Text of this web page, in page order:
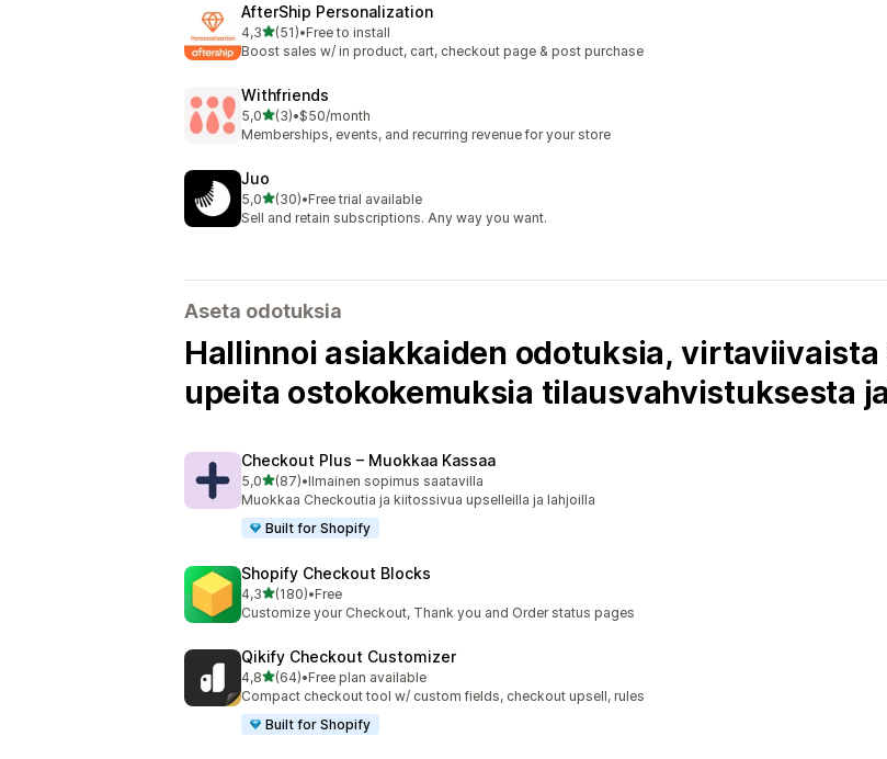
AfterShip Personalization
4,3/ 5 tähteä
(51)
51 arvostelua yhteensä
•Free to install
Boost sales w/ in product, cart, checkout page & post purchase
Withfriends
5,0/ 5 tähteä
(3)
3 arvostelua yhteensä
•$50/month
Memberships, events, and recurring revenue for your store
Juo
5,0/ 5 tähteä
(30)
30 arvostelua yhteensä
•Free trial available
Sell and retain subscriptions. Any way you want.
Aseta odotuksia
Hallinnoi asiakkaiden odotuksia,
upeita ostokokemuksia tilausvahvistuksesta
Checkout Plus – Muokkaa Kassaa
5,0/ 5 tähteä
(87)
87 arvostelua yhteensä
•Ilmainen sopimus saatavilla
Muokkaa Checkoutia ja kiitossivua upselleilla ja lahjoilla
Built for Shopify
Shopify Checkout Blocks
4,3/ 5 tähteä
(180)
180 arvostelua yhteensä
•Free
Customize your Checkout, Thank you and Order status pages
Qikify Checkout Customizer
4,8/ 5 tähteä
(64)
64 arvostelua yhteensä
•Free plan available
Compact checkout tool w/ custom fields, checkout upsell, rules
Built for Shopify